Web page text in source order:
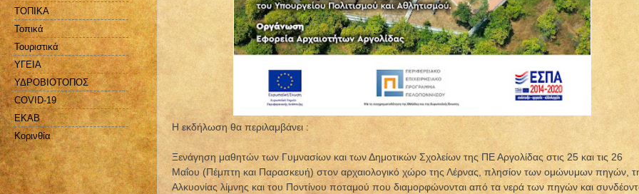
Η εκδήλωση θα περιλαμβάνει :
Ξενάγηση μαθητών των Γυμνασίων και των Δημοτικών Σχολείων της ΠΕ Αργολίδας στις 25 και τις 26
Μαΐου (Πέμπτη και Παρασκευή) στον αρχαιολογικό χώρο της Λέρνας, πλησίον των ομώνυμων πηγών,
Αλκυονίας λίμνης και του Ποντίνου ποταμού που διαμορφώνονται από τα νερά των πηγών και
ΤΟΠΙΚΑ
Τοπικά
Τουριστικά
ΥΓΕΙΑ
ΥΔΡΟΒΙΟΤΟΠΟΣ
COVID-19
EKAB
Kορινθία